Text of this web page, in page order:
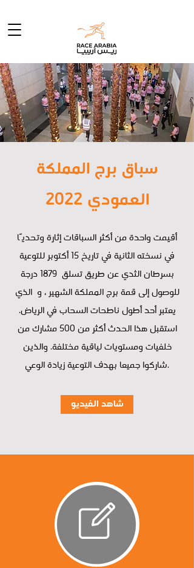
سباق برج المملكة
العمودي 2022
أقيمت واحدة من أكثر السباقات إثارة وتحديًا
في نسخته الثانية في تاريخ 15 أكتوبر للتوعية
بسرطان الثدي عن طريق تسلق 1879 درجة
للوصول إلى قمة برج المملكة الشهير ، و الذي
يعتبر أحد أطول ناطحات السحاب في الرياض.
استقبل هذا الحدث أكثر من 500 مشارك من
خلفيات ومستويات لياقية مختلفة. والذين
شاركوا جميعا بهدف التوعية زيادة الوعي.
شاهد الفيديو